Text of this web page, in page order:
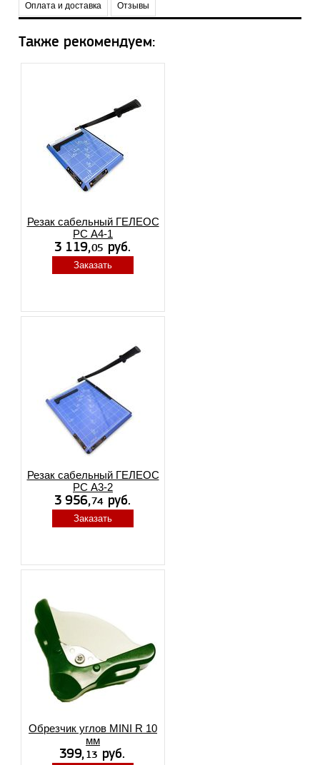
Оплата и доставка Отзывы
Также рекомендуем:
Резак сабельный ГЕЛЕОС
РС А4-1
Заказать
Резак сабельный ГЕЛЕОС
РС А3-2
Заказать
Обрезчик углов MINI R 10
мм